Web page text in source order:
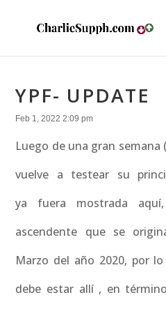
YPF- UPDATE
Feb 1, 2022 2:09 pm
Luego de una gran semana
vuelve a testear su
ya fuera mostrada
ascendente que se
Marzo del año 2020, por
debe estar allí , en